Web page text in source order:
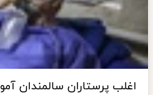
اغلب پرستاران سالمندان